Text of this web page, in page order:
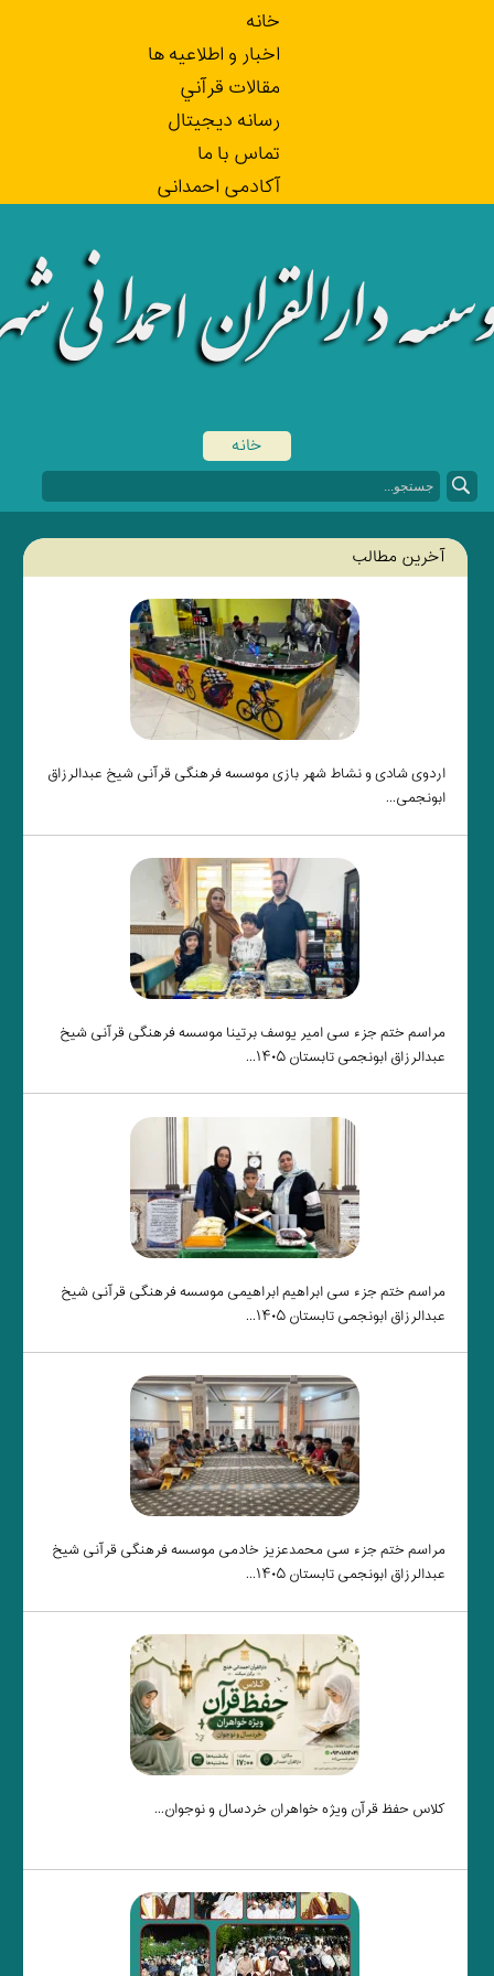
خانه
اخبار و اطلاعيه ها
مقالات قرآني
رسانه ديجيتال
تماس با ما
آکادمی احمدانی
خانه
آخرین مطالب
اردوی شادی و نشاط شهر بازی موسسه فرهنگی قرآنی شیخ عبدالرزاق
ابونجمی...
مراسم ختم جزء سی امیر یوسف برتینا موسسه فرهنگی قرآنی شیخ
عبدالرزاق ابونجمی تابستان ۱۴۰۵...
مراسم ختم جزء سی ابراهیم ابراهیمی موسسه فرهنگی قرآنی شیخ
عبدالرزاق ابونجمی تابستان ۱۴۰۵...
مراسم ختم جزء سی محمدعزیز خادمی موسسه فرهنگی قرآنی شیخ
عبدالرزاق ابونجمی تابستان ۱۴۰۵...
کلاس حفظ قرآن ویژه خواهران خردسال و نوجوان...